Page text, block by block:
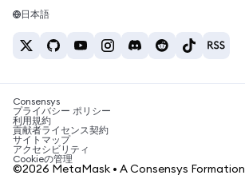
キャリア
お問い合わせ
Tetherの価格
BTC→INR
ETH→USDT
USDTの購入
SHIBの購入
BNBの購入
Solanaウォレット
税制関連ニュース
暗号資産の購入方法は？
ビットコインを売るには？
日本語
Consensys
プライバシー ポリシー
利用規約
貢献者ライセンス契約
サイトマップ
アクセシビリティ
Cookieの管理
©2026 MetaMask • A Consensys Formation